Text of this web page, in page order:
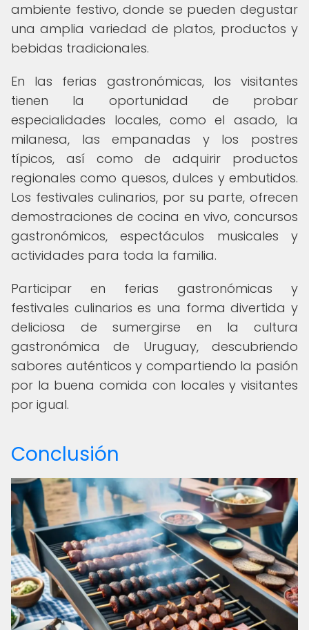
ambiente festivo, donde se pueden degustar
una amplia variedad de platos, productos y
bebidas tradicionales.
En las ferias gastronómicas, los visitantes
tienen la oportunidad de probar
especialidades locales, como el asado, la
milanesa, las empanadas y los postres
típicos, así como de adquirir productos
regionales como quesos, dulces y embutidos.
Los festivales culinarios, por su parte, ofrecen
demostraciones de cocina en vivo, concursos
gastronómicos, espectáculos musicales y
actividades para toda la familia.
Participar en ferias gastronómicas y
festivales culinarios es una forma divertida y
deliciosa de sumergirse en la cultura
gastronómica de Uruguay, descubriendo
sabores auténticos y compartiendo la pasión
por la buena comida con locales y visitantes
por igual.
Conclusión